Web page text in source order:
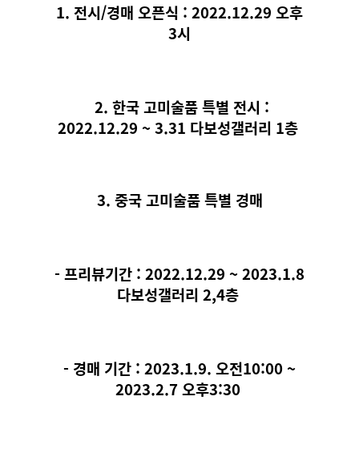
1. 전시/경매 오픈식 : 2022.12.29 오후
3시
2. 한국 고미술품 특별 전시 :
2022.12.29 ~ 3.31 다보성갤러리 1층
3. 중국 고미술품 특별 경매
- 프리뷰기간 : 2022.12.29 ~ 2023.1.8
다보성갤러리 2,4층
- 경매 기간 : 2023.1.9. 오전10:00 ~
2023.2.7 오후3:30